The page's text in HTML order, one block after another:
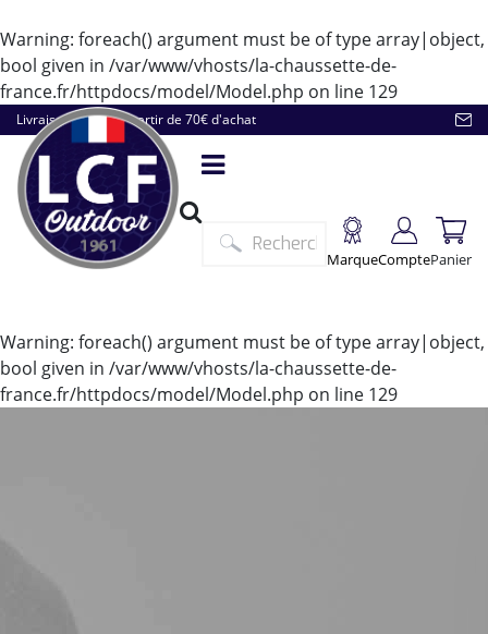
Warning: foreach() argument must be of type array|object,
bool given in /var/www/vhosts/la-chaussette-de-
france.fr/httpdocs/model/Model.php on line 129
Livraison offerte à partir de 70€ d'achat
MarqueComptePanier
Warning: foreach() argument must be of type array|object,
bool given in /var/www/vhosts/la-chaussette-de-
france.fr/httpdocs/model/Model.php on line 129